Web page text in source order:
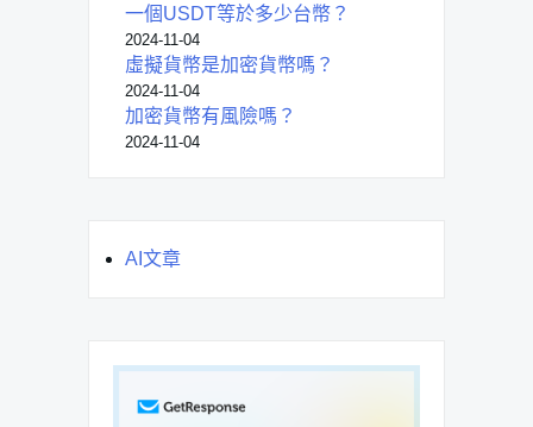
一個USDT等於多少台幣？
2024-11-04
虛擬貨幣是加密貨幣嗎？
2024-11-04
加密貨幣有風險嗎？
2024-11-04
AI文章